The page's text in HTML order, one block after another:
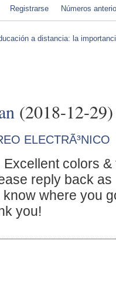
Registrarse Números
a distancia: la
(2018-12-29)
ELECTRÃ³NICO
colors
reply back as
where you
you!